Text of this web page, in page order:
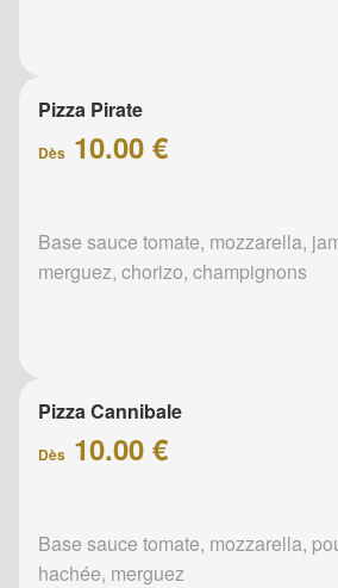
Pizza Pirate
Dès 10.00 €
Base sauce tomate, mozzarella,
merguez, chorizo, champignons
Pizza Cannibale
Dès 10.00 €
Base sauce tomate, mozzarella,
hachée, merguez